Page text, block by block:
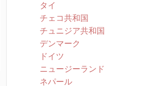
タイ
チェコ共和国
チュニジア共和国
デンマーク
ドイツ
ニュージーランド
ネパール